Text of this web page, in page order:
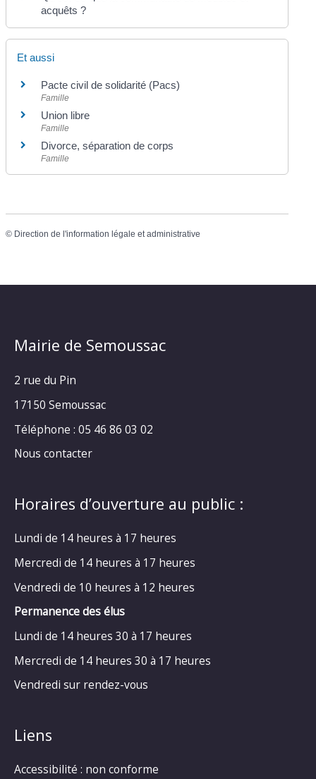
acquêts ?
Et aussi
Pacte civil de solidarité (Pacs)
Famille
Union libre
Famille
Divorce, séparation de corps
Famille
© Direction de l'information légale et administrative
Mairie de Semoussac
2 rue du Pin
17150 Semoussac
Téléphone : 05 46 86 03 02
Nous contacter
Horaires d’ouverture au public :
Lundi de 14 heures à 17 heures
Mercredi de 14 heures à 17 heures
Vendredi de 10 heures à 12 heures
Permanence des élus
Lundi de 14 heures 30 à 17 heures
Mercredi de 14 heures 30 à 17 heures
Vendredi sur rendez-vous
Liens
Accessibilité : non conforme